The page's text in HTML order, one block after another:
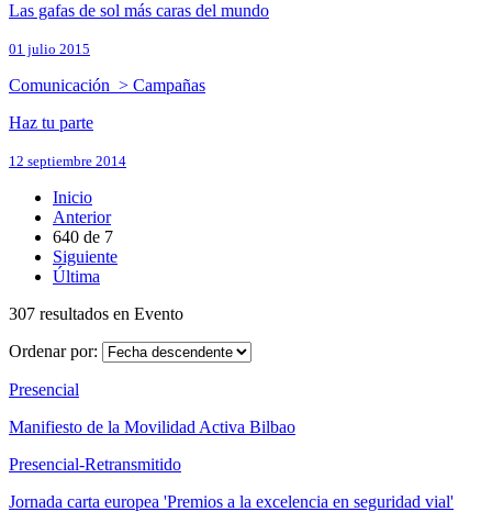
Las gafas de sol más caras del mundo
01 julio 2015
Comunicación > Campañas
Haz tu parte
12 septiembre 2014
Inicio
Anterior
640 de 7
Siguiente
Última
307 resultados en Evento
Ordenar por:
Presencial
Manifiesto de la Movilidad Activa Bilbao
Presencial-Retransmitido
Jornada carta europea 'Premios a la excelencia en seguridad vial'